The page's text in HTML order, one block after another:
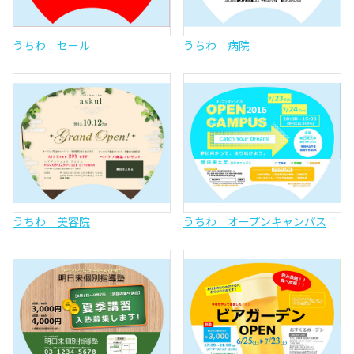
うちわ セール うちわ 病院
うちわ 美容院 うちわ オープンキャンパス